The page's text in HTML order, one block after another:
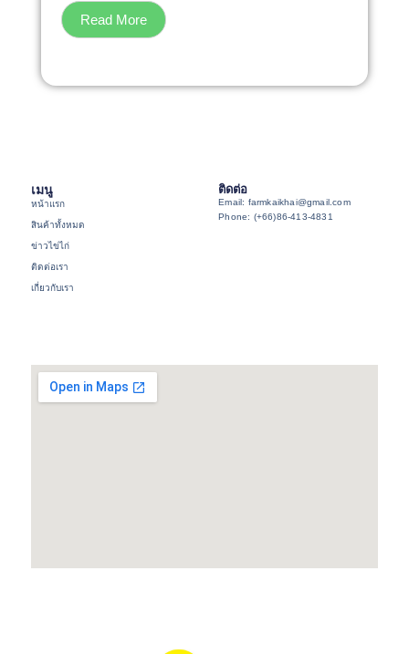
Read More
เมนู
หน้าแรก
สินค้าทั้งหมด
ข่าวไข่ไก่
ติดต่อเรา
เกี่ยวกับเรา
ติดต่อ
Email: farmkaikhai@gmail.com
Phone: (+66)86-413-4831